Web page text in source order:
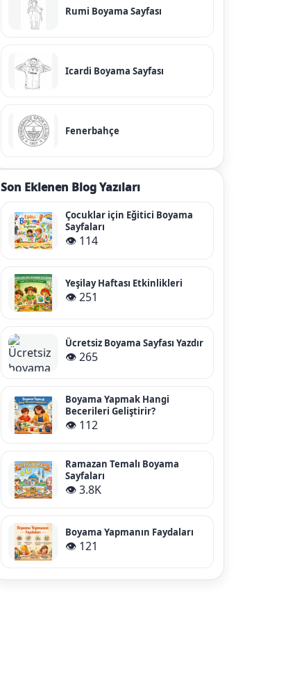
Rumi Boyama Sayfası
Icardi Boyama Sayfası
Fenerbahçe
Son Eklenen Blog Yazıları
Çocuklar için Eğitici Boyama
Sayfaları
👁️ 114
Yeşilay Haftası Etkinlikleri
👁️ 251
Ücretsiz Boyama Sayfası Yazdır
👁️ 265
Boyama Yapmak Hangi
Becerileri Geliştirir?
👁️ 112
Ramazan Temalı Boyama
Sayfaları
👁️ 3.8K
Boyama Yapmanın Faydaları
👁️ 121